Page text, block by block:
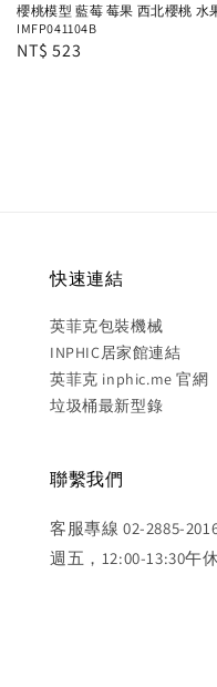
櫻桃模型 藍莓 莓果 西北櫻桃 水
IMFP041104B
Regular
NT$ 523
快速連結
英菲克包裝機械
INPHIC居家館連結
英菲克 inphic.me 官網
垃圾桶最新型錄
聯繫我們
客服專線 02-2885-
週五，12:00-13:30午